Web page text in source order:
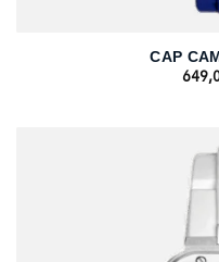
CAP